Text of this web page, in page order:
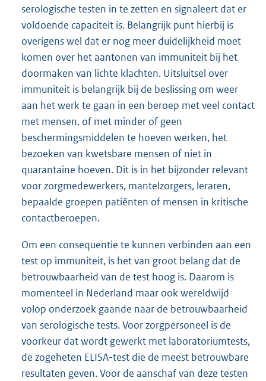
serologische testen in te zetten en signaleert dat er
voldoende capaciteit is. Belangrijk punt hierbij is
overigens wel dat er nog meer duidelijkheid moet
komen over het aantonen van immuniteit bij het
doormaken van lichte klachten. Uitsluitsel over
immuniteit is belangrijk bij de beslissing om weer
aan het werk te gaan in een beroep met veel contact
met mensen, of met minder of geen
beschermingsmiddelen te hoeven werken, het
bezoeken van kwetsbare mensen of niet in
quarantaine hoeven. Dit is in het bijzonder relevant
voor zorgmedewerkers, mantelzorgers, leraren,
bepaalde groepen patiënten of mensen in kritische
contactberoepen.
Om een consequentie te kunnen verbinden aan een
test op immuniteit, is het van groot belang dat de
betrouwbaarheid van de test hoog is. Daarom is
momenteel in Nederland maar ook wereldwijd
volop onderzoek gaande naar de betrouwbaarheid
van serologische tests. Voor zorgpersoneel is de
voorkeur dat wordt gewerkt met laboratoriumtests,
de zogeheten ELISA-test die de meest betrouwbare
resultaten geven. Voor de aanschaf van deze testen